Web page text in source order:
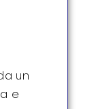
un
e